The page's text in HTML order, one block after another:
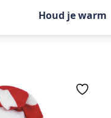
Houd je warm